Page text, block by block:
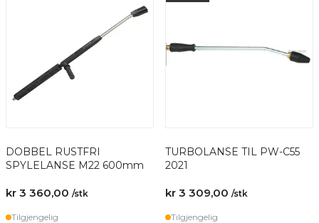
DOBBEL RUSTFRI
SPYLELANSE M22 600mm
kr 3 360,00 /stk
Tilgjengelig
TURBOLANSE TIL PW-C55
2021
kr 3 309,00 /stk
Tilgjengelig